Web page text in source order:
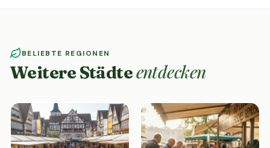
BELIEBTE REGIONEN
Weitere Städteentdecken